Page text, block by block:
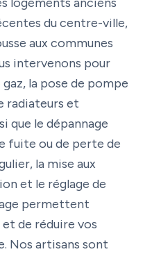
du centre-ville,
aux communes
intervenons pour
la pose de pompe
radiateurs et
que le dépannage
fuite ou de perte de
la mise aux
et le réglage de
permettent
de réduire vos
Nos artisans sont